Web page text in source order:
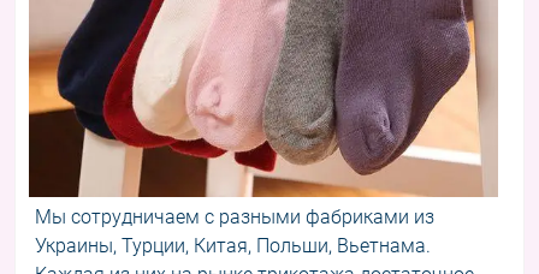
Мы сотрудничаем с разными фабриками из
Украины, Турции, Китая, Польши, Вьетнама.